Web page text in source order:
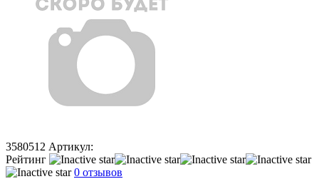
3580512 Артикул:
Рейтинг
0 отзывов